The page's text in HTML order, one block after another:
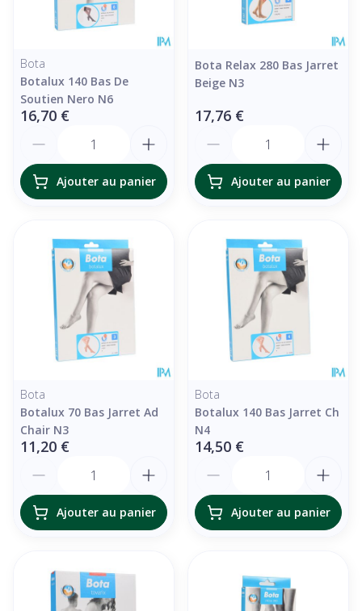
Bota
Botalux 140 Bas De
Soutien Nero N6
16,70 €
Ajouter au panier
Bota Relax 280 Bas Jarret
Beige N3
17,76 €
Ajouter au panier
Bota
Botalux 70 Bas Jarret Ad
Chair N3
11,20 €
Ajouter au panier
Bota
Botalux 140 Bas Jarret Ch
N4
14,50 €
Ajouter au panier